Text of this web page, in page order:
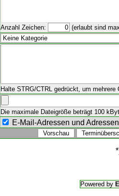
Anzahl Zeichen: (erlaubt sind
Halte STRG/CTRL gedrückt, um mehrere
Die maximale Dateigröße beträgt 100
E-Mail-Adressen und
Powered by